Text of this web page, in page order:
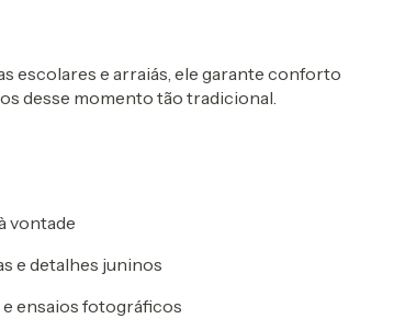
escolares e arraiás, ele garante conforto
desse momento tão tradicional.
vontade
e detalhes juninos
e ensaios fotográficos